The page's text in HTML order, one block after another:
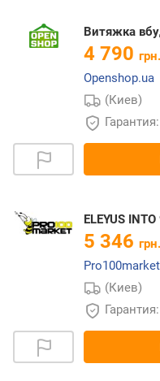
Витяжка
4 790 грн.
Openshop.ua
(Киев)
ELEYUS
5 346 грн.
(Киев)